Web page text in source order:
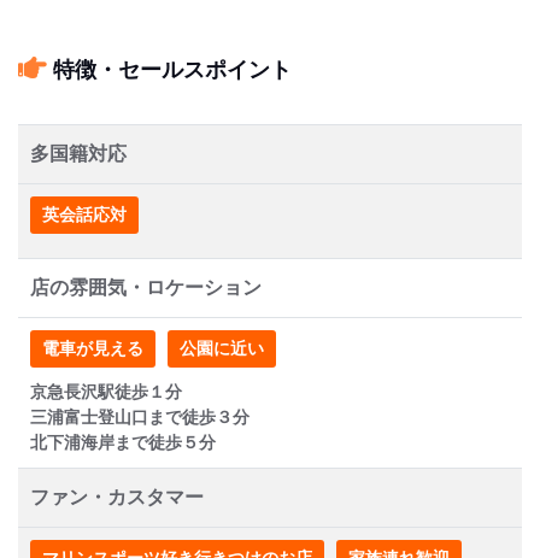
特徴・セールスポイント
多国籍対応
英会話応対
店の雰囲気・ロケーション
電車が見える 公園に近い
京急長沢駅徒歩１分
三浦富士登山口まで徒歩３分
北下浦海岸まで徒歩５分
ファン・カスタマー